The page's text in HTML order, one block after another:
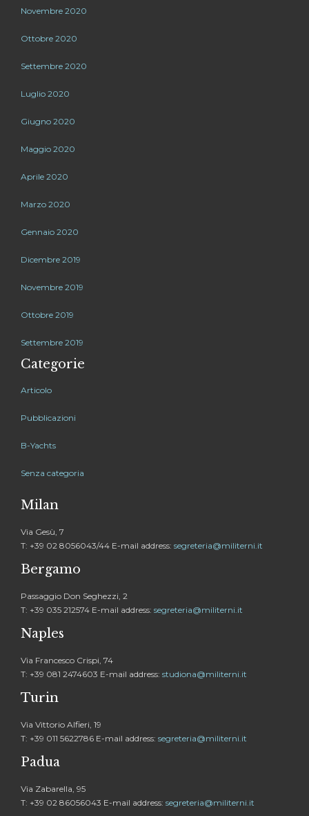
Novembre 2020
Ottobre 2020
Settembre 2020
Luglio 2020
Giugno 2020
Maggio 2020
Aprile 2020
Marzo 2020
Gennaio 2020
Dicembre 2019
Novembre 2019
Ottobre 2019
Settembre 2019
Categorie
Articolo
Pubblicazioni
B-Yachts
Senza categoria
Milan
Via Gesù, 7
T: +39 02 8056043/44 E-mail address: segreteria@militerni.it
Bergamo
Passaggio Don Seghezzi, 2
T: +39 035 212574 E-mail address: segreteria@militerni.it
Naples
Via Francesco Crispi, 74
T: +39 081 2474603 E-mail address: studiona@militerni.it
Turin
Via Vittorio Alfieri, 19
T: +39 011 5622786 E-mail address: segreteria@militerni.it
Padua
Via Zabarella, 95
T: +39 02 86056043 E-mail address: segreteria@militerni.it